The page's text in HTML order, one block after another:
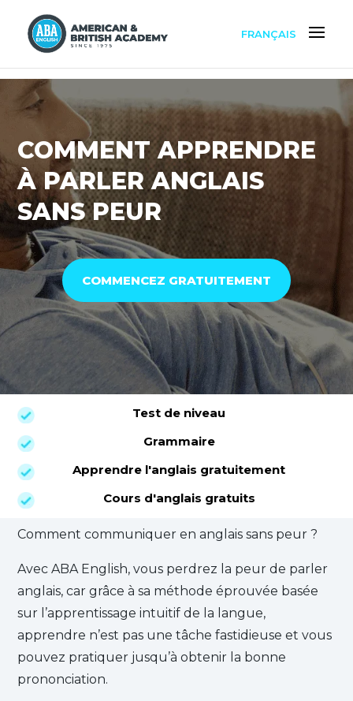
FRANÇAIS
COMMENT APPRENDRE
À PARLER ANGLAIS
SANS PEUR
COMMENCEZ GRATUITEMENT
Test de niveau
Grammaire
Apprendre l'anglais gratuitement
Cours d'anglais gratuits
Comment communiquer en anglais sans peur ?
Avec ABA English, vous perdrez la peur de parler
anglais, car grâce à sa méthode éprouvée basée
sur l’apprentissage intuitif de la langue,
apprendre n’est pas une tâche fastidieuse et vous
pouvez pratiquer jusqu’à obtenir la bonne
prononciation.